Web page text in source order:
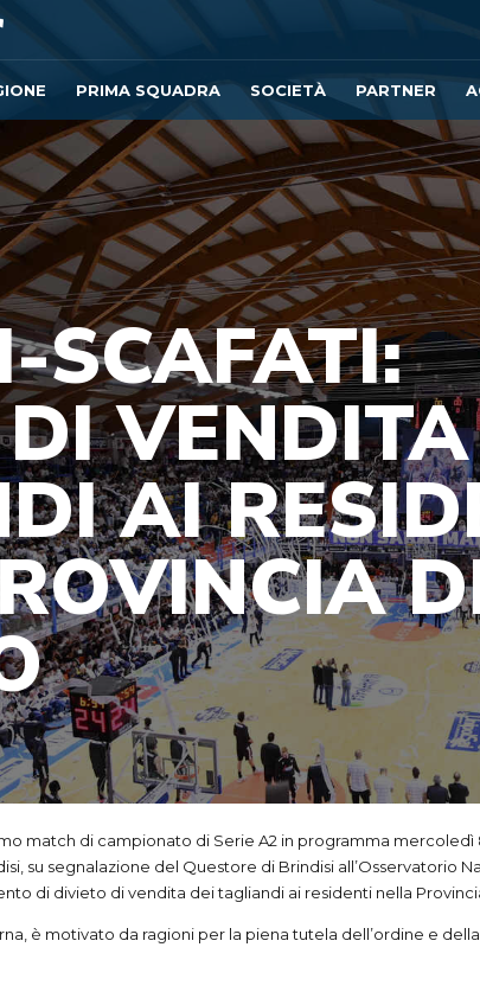
PRIMA SQUADRA SOCIETÀ PARTNER
SCAFATI:
AI
match di campionato di Serie A2 in programma mercoledì
su segnalazione del Questore di Brindisi all’Osservatorio
di divieto di vendita dei tagliandi ai residenti nella
è motivato da ragioni per la piena tutela dell’ordine e